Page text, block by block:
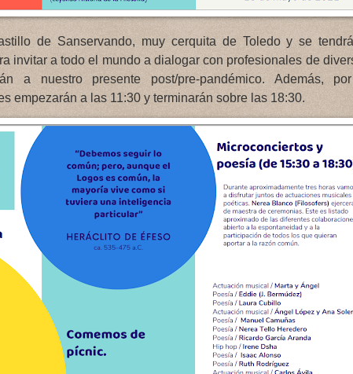
de Sanservando, muy cerquita de Toledo y se
invitar a todo el mundo a dialogar con profesionales de
a nuestro presente post/pre-pandémico. Además,
empezarán a las 11:30 y terminarán sobre las 18:30.